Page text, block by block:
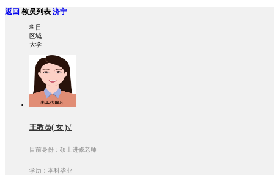
返回 教员列表 济宁
科目
区域
大学
王教员( 女 )√
目前身份：硕士进修老师
学历：本科毕业